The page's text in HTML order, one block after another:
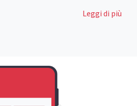
Leggi di più